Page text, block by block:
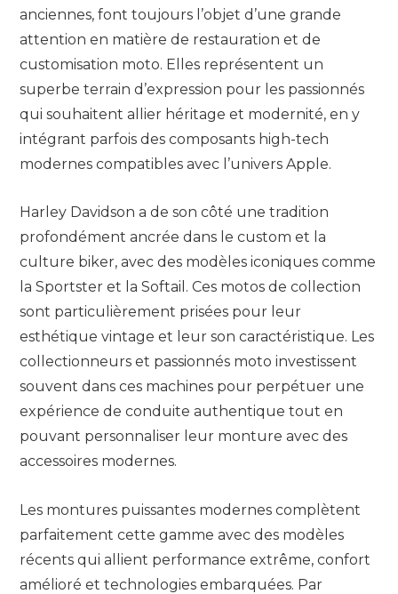
anciennes, font toujours l’objet d’une grande
attention en matière de restauration et de
customisation moto. Elles représentent un
superbe terrain d’expression pour les passionnés
qui souhaitent allier héritage et modernité, en y
intégrant parfois des composants high-tech
modernes compatibles avec l’univers Apple.
Harley Davidson a de son côté une tradition
profondément ancrée dans le custom et la
culture biker, avec des modèles iconiques comme
la Sportster et la Softail. Ces motos de collection
sont particulièrement prisées pour leur
esthétique vintage et leur son caractéristique. Les
collectionneurs et passionnés moto investissent
souvent dans ces machines pour perpétuer une
expérience de conduite authentique tout en
pouvant personnaliser leur monture avec des
accessoires modernes.
Les montures puissantes modernes complètent
parfaitement cette gamme avec des modèles
récents qui allient performance extrême, confort
amélioré et technologies embarquées. Par